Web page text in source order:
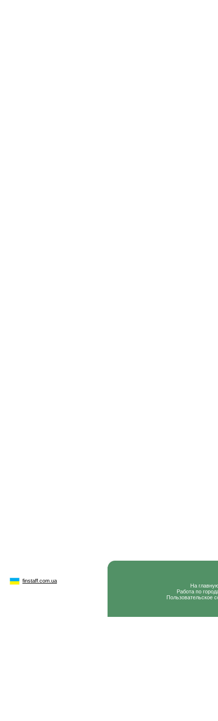
finstaff.com.ua
На
Работа по
Пользовательское